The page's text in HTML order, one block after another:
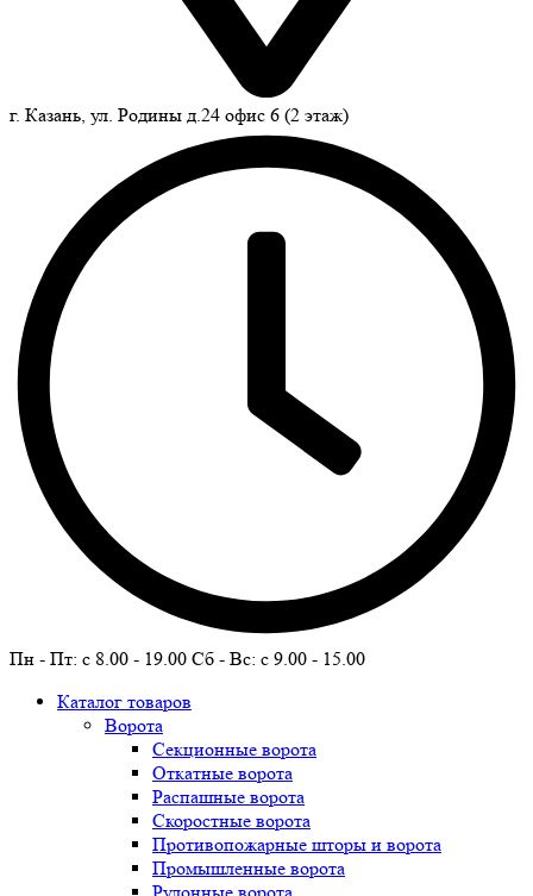
г. Казань, ул. Родины д.24 офис 6 (2 этаж)
Пн - Пт: c 8.00 - 19.00 Сб - Вс: c 9.00 - 15.00
Каталог товаров
Ворота
Секционные ворота
Откатные ворота
Распашные ворота
Скоростные ворота
Противопожарные шторы и ворота
Промышленные ворота